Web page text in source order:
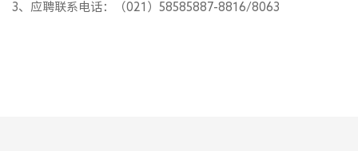
3、应聘联系电话：（021）58585887-8816/8063